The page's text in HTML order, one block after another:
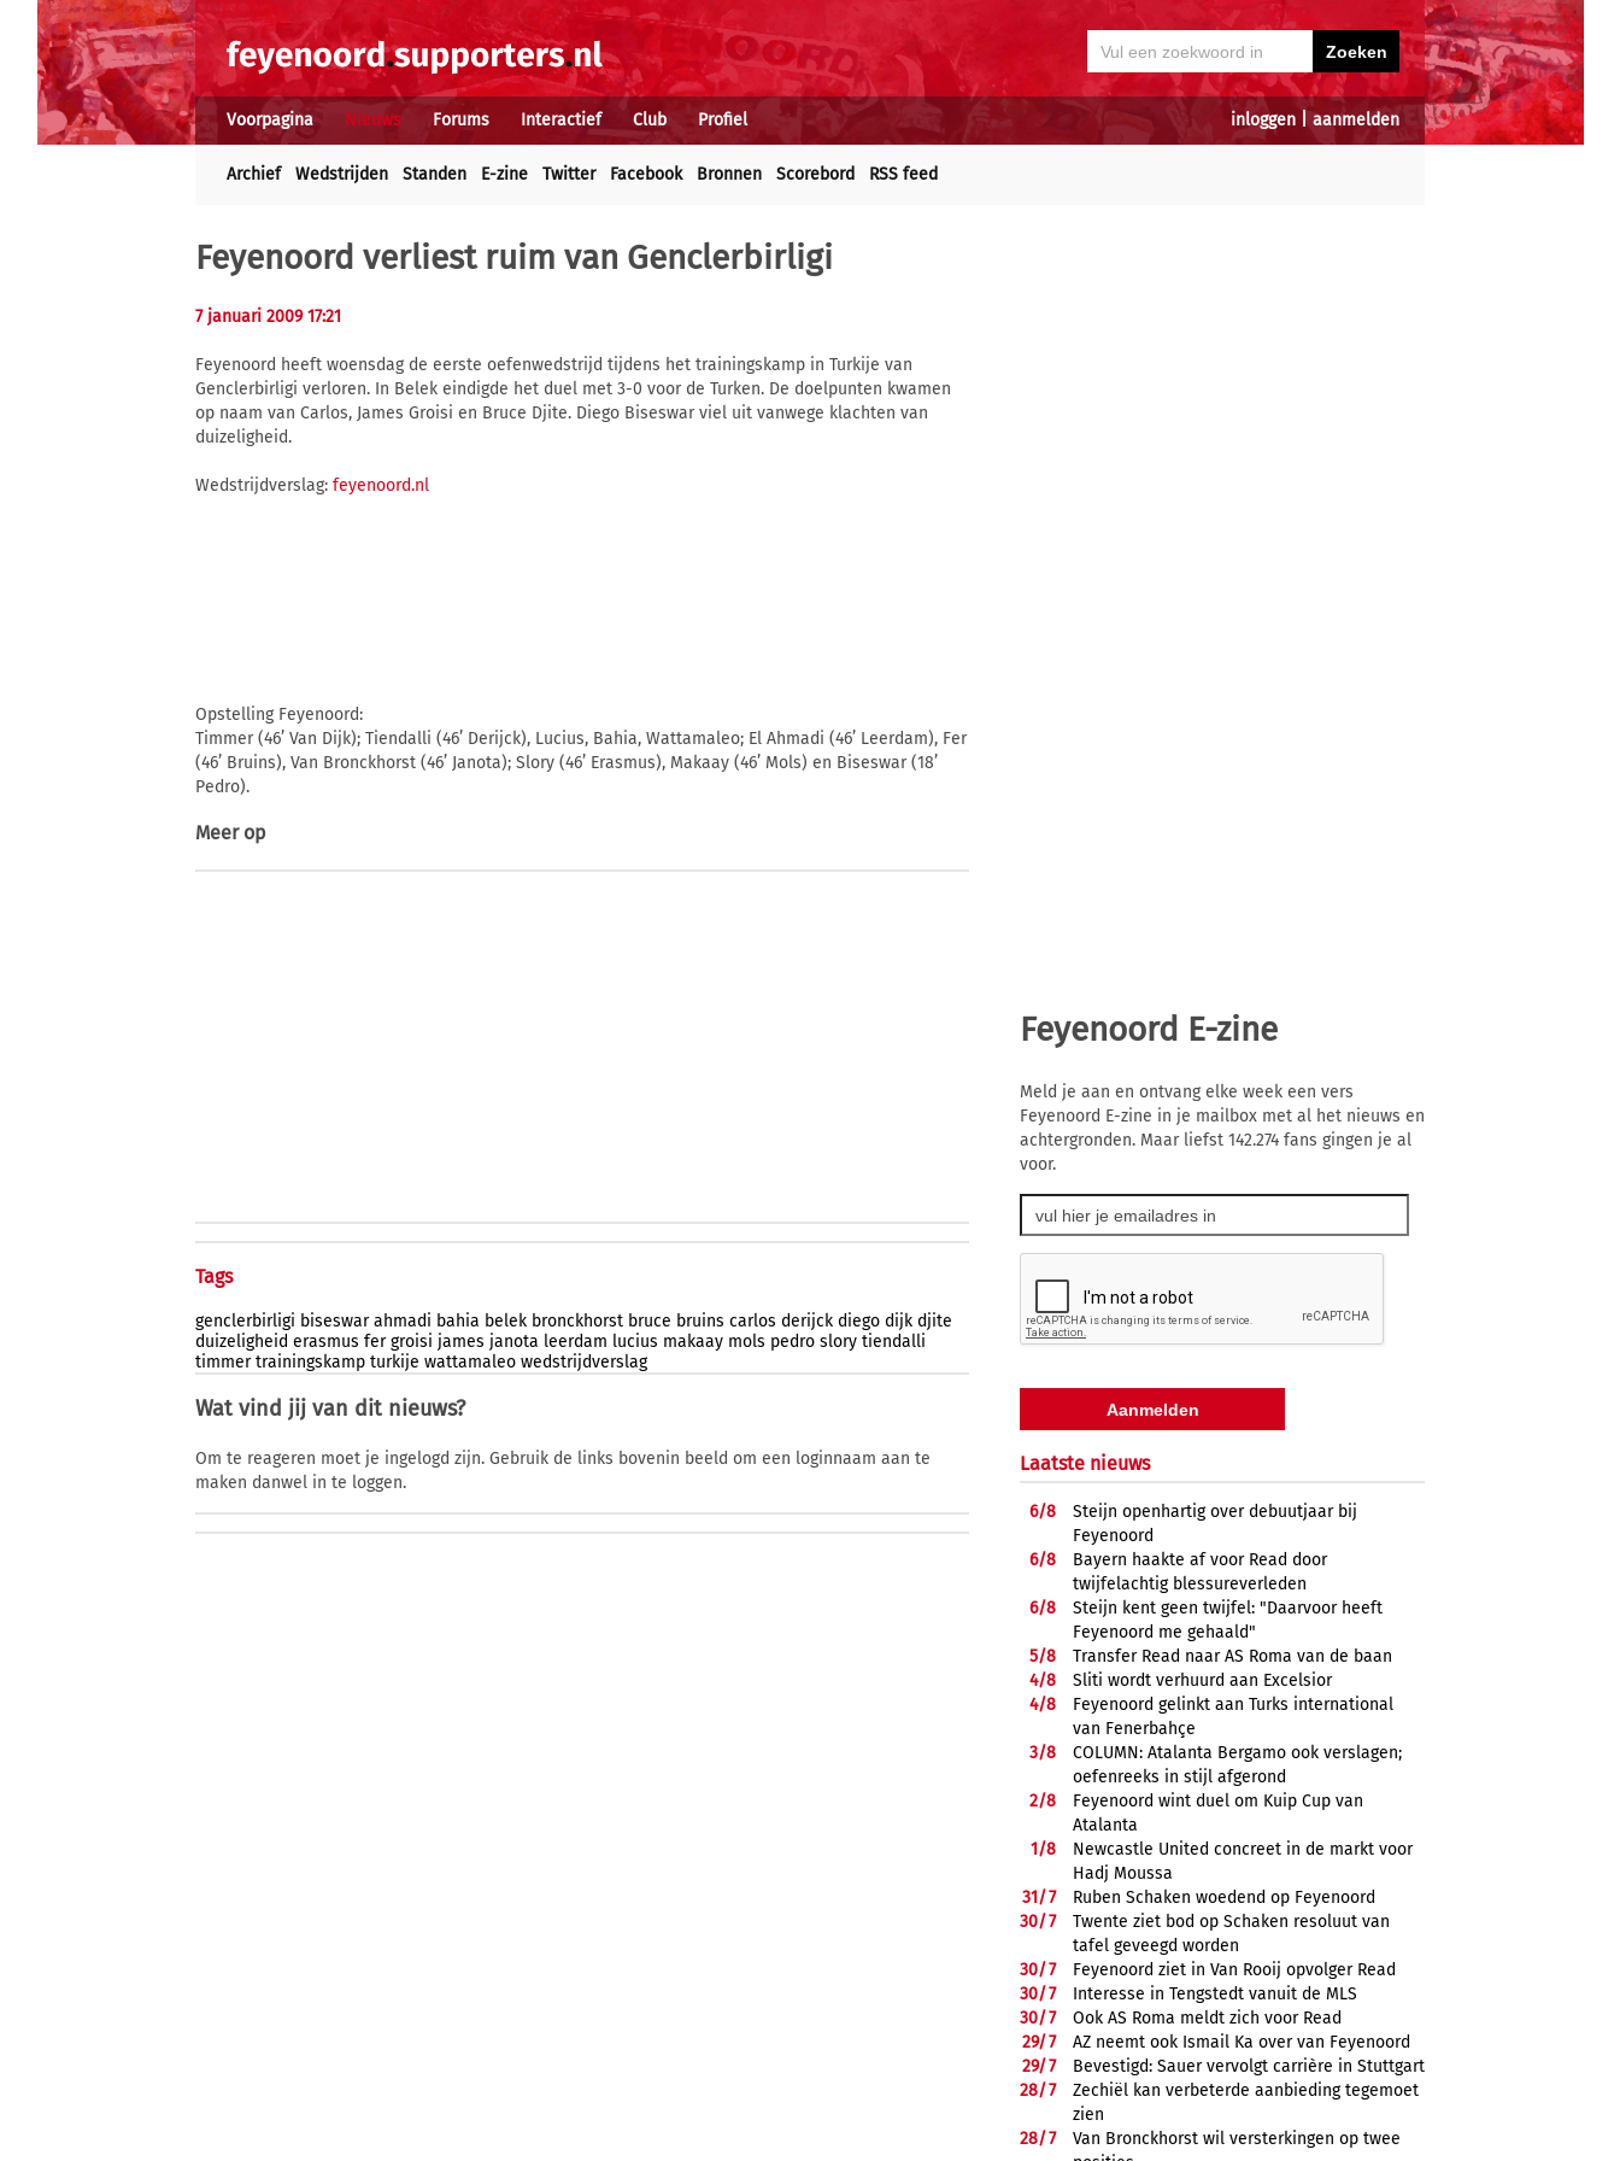
inloggen aanmelden
Voorpagina Nieuws Forums Interactief Club Profiel
Archief Wedstrijden Standen E-zine Twitter Facebook Bronnen Scorebord RSS feed
Feyenoord verliest ruim van Genclerbirligi
7 januari 2009 17:21
Feyenoord heeft woensdag de eerste oefenwedstrijd tijdens het trainingskamp in Turkije van
Genclerbirligi verloren. In Belek eindigde het duel met 3-0 voor de Turken. De doelpunten kwamen
op naam van Carlos, James Groisi en Bruce Djite. Diego Biseswar viel uit vanwege klachten van
duizeligheid.
Wedstrijdverslag: feyenoord.nl
Opstelling Feyenoord:
Timmer (46’ Van Dijk); Tiendalli (46’ Derijck), Lucius, Bahia, Wattamaleo; El Ahmadi (46’ Leerdam), Fer
(46’ Bruins), Van Bronckhorst (46’ Janota); Slory (46’ Erasmus), Makaay (46’ Mols) en Biseswar (18’
Pedro).
Meer op
Tags
genclerbirligi biseswar ahmadi bahia belek bronckhorst bruce bruins carlos derijck diego dijk djite
duizeligheid erasmus fer groisi james janota leerdam lucius makaay mols pedro slory tiendalli
timmer trainingskamp turkije wattamaleo wedstrijdverslag
Wat vind jij van dit nieuws?
Om te reageren moet je ingelogd zijn. Gebruik de links bovenin beeld om een loginnaam aan te
maken danwel in te loggen.
Feyenoord E-zine
Meld je aan en ontvang elke week een vers
Feyenoord E-zine in je mailbox met al het nieuws en
achtergronden. Maar liefst 142.274 fans gingen je al
voor.
Laatste nieuws
6/8
Steijn openhartig over debuutjaar bij
Feyenoord
6/8
Bayern haakte af voor Read door
twijfelachtig blessureverleden
6/8
Steijn kent geen twijfel: "Daarvoor heeft
Feyenoord me gehaald"
5/8
Transfer Read naar AS Roma van de baan
4/8
Sliti wordt verhuurd aan Excelsior
4/8
Feyenoord gelinkt aan Turks international
van Fenerbahçe
3/8
COLUMN: Atalanta Bergamo ook verslagen;
oefenreeks in stijl afgerond
2/8
Feyenoord wint duel om Kuip Cup van
Atalanta
1/8
Newcastle United concreet in de markt voor
Hadj Moussa
31/7
Ruben Schaken woedend op Feyenoord
30/7
Twente ziet bod op Schaken resoluut van
tafel geveegd worden
30/7
Feyenoord ziet in Van Rooij opvolger Read
30/7
Interesse in Tengstedt vanuit de MLS
30/7
Ook AS Roma meldt zich voor Read
29/7
AZ neemt ook Ismail Ka over van Feyenoord
29/7
Bevestigd: Sauer vervolgt carrière in Stuttgart
28/7
Zechiël kan verbeterde aanbieding tegemoet
zien
28/7
Van Bronckhorst wil versterkingen op twee